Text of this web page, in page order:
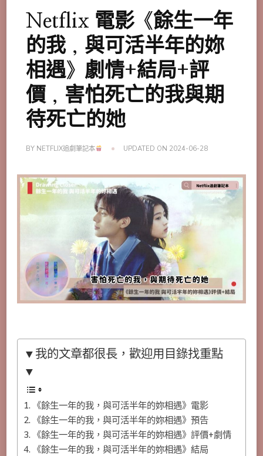
Netflix 電影《餘生一年
的我，與可活半年的妳
相遇》劇情+結局+評
價，害怕死亡的我與期
待死亡的她
BY NETFLIX追劇筆記本 UPDATED ON 2024-06-28
▼我的文章都很長，歡迎用目錄找重點
▼
《餘生一年的我，與可活半年的妳相遇》電影
《餘生一年的我，與可活半年的妳相遇》預告
《餘生一年的我，與可活半年的妳相遇》評價+劇情
《餘生一年的我，與可活半年的妳相遇》結局